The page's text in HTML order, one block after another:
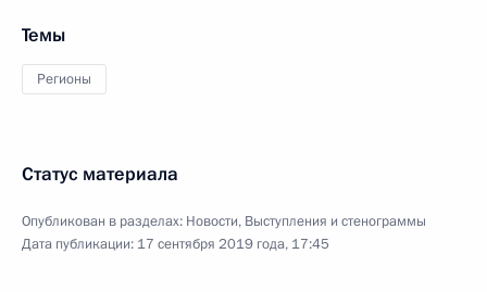
Темы
Регионы
Статус материала
Опубликован в разделах: Новости, Выступления и стенограммы
Дата публикации: 17 сентября 2019 года, 17:45